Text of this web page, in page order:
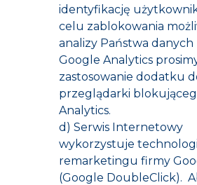
identyfikację
celu zablokowania
analizy Państwa danych
Google Analytics
zastosowanie dodatku
przeglądarki
Analytics.
d) Serwis Internetowy
wykorzystuje
remarketingu firmy
(Google DoubleClick).